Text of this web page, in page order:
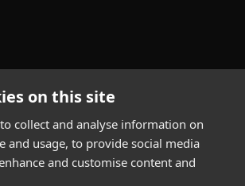
on this site
collect and analyse information on
and usage, to provide social media
and customise content and